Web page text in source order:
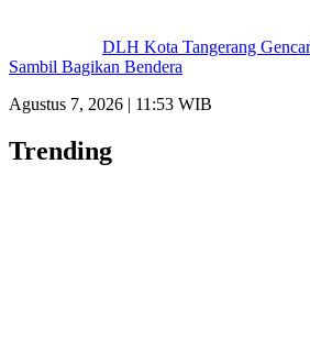
DLH Kota Tangerang
Sambil Bagikan Bendera
Agustus 7, 2026 | 11:53 WIB
Trending